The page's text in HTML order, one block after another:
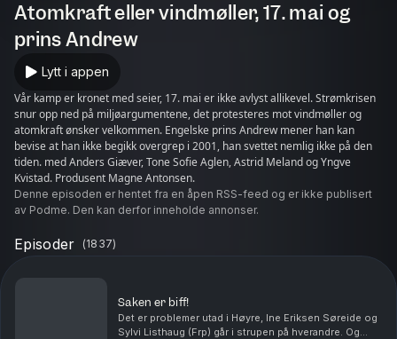
Atomkraft eller vindmøller, 17. mai og
prins Andrew
Lytt i appen
Vår kamp er kronet med seier, 17. mai er ikke avlyst allikevel. Strømkrisen
snur opp ned på miljøargumentene, det protesteres mot vindmøller og
atomkraft ønsker velkommen. Engelske prins Andrew mener han kan
bevise at han ikke begikk overgrep i 2001, han svettet nemlig ikke på den
tiden. med Anders Giæver, Tone Sofie Aglen, Astrid Meland og Yngve
Kvistad. Produsent Magne Antonsen.
Denne episoden er hentet fra en åpen RSS-feed og er ikke publisert
av Podme. Den kan derfor inneholde annonser.
Episoder (1837)
Saken er biff!
Det er problemer utad i Høyre, Ine Eriksen Søreide og
Sylvi Listhaug (Frp) går i strupen på hverandre. Og